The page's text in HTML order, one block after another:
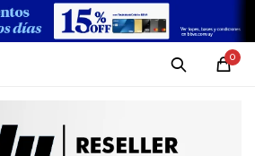
0